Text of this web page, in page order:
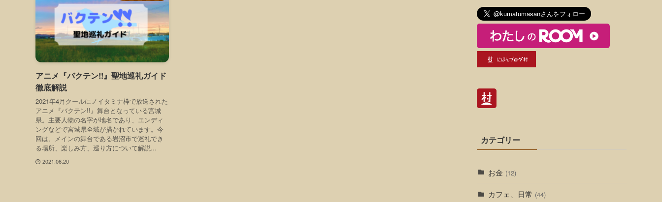
アニメ『バクテン!!』聖地巡礼ガイド
徹底解説
2021年4月クールにノイタミナ枠で放送された
アニメ『バクテン!!』舞台となっている宮城
県。主要人物の名字が地名であり、エンディ
ングなどで宮城県全域が描かれています。今
回は、メインの舞台である岩沼市で巡礼でき
る場所、楽しみ方、巡り方について解説...
2021.06.20
カテゴリー
お金 (12)
カフェ、日常 (44)